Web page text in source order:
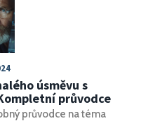
úsměvu s
průvodce
průvodce na téma